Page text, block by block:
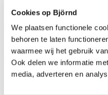
Cookies op Björnd
We plaatsen functionele
behoren te laten
waarmee wij het gebruik
Ook delen we informatie
media, adverteren en